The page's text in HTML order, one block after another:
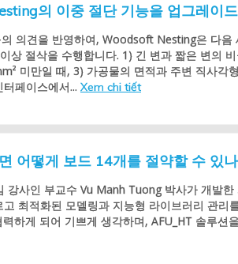
의 이중 절단 기능을 업그레이
의견을 반영하여, Woodsoft Nesting은 다음
상 절삭을 수행합니다. 1) 긴 변과 짧은 변의
미만일 때, 3) 가공물의 면적과 주변 직사각
페이스에서... Xem chi tiết
어떻게 보드 14개를 절약할 수 있
강사인 부교수 Vu Manh Tuong 박사가 개발한
최적화된 모델링과 지능형 라이브러리 관리
하게 되어 기쁘게 생각하며, AFU_HT 솔루션